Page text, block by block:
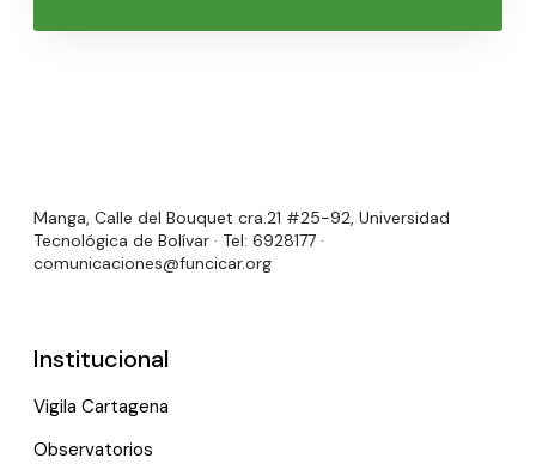
Manga, Calle del Bouquet cra.21 #25-92, Universidad
Tecnológica de Bolívar · Tel: 6928177 ·
comunicaciones@funcicar.org
Institucional
Vigila Cartagena
Observatorios